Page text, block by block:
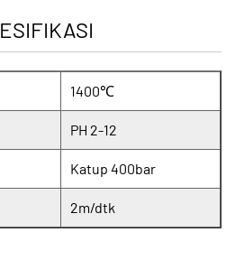
1400℃
PH 2-12
Katup 400bar
2m/dtk